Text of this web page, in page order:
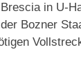
in U-
Bozner